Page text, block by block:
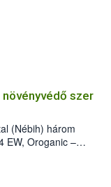
szer
(Nébih) három
EW, Oroganic –
követően,